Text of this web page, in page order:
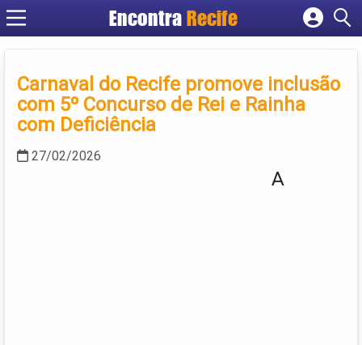
Encontra Recife
Cadastrar empresa
Criar conta
Carnaval do Recife promove inclusão
com 5º Concurso de Rei e Rainha
com Deficiência
27/02/2026
A